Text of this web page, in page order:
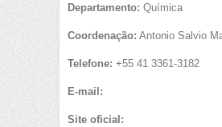
Departamento: Química
Coordenação: Antonio Salvio
Telefone: +55 41 3361-3182
E-mail:
Site oficial: